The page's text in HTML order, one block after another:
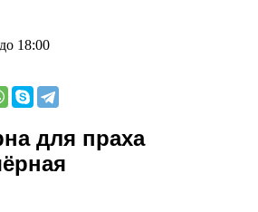
18:00
для праха